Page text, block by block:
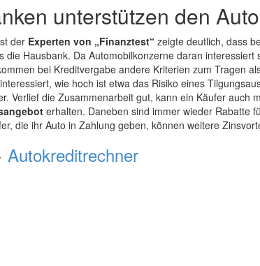
unterstützen den
der Experten von „Finanztest“ zeigte deutlich, dass
die Hausbank. Da Automobilkonzerne daran
bei Kreditvergabe andere Kriterien zum Tragen
wie hoch ist etwa das Risiko eines
Verlief die Zusammenarbeit gut, kann ein Käufer auch
erhalten. Daneben sind immer wieder Rabatte
die ihr Auto in Zahlung geben, können weitere
Autokreditrechner